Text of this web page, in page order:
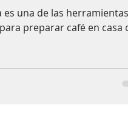
una de las herramientas
preparar café en casa o en